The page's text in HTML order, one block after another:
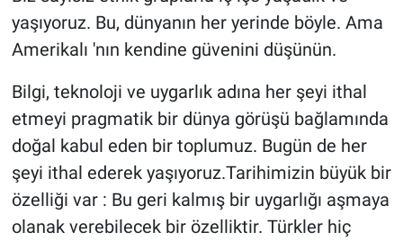
yaşıyoruz. Bu, dünyanın her yerinde böyle. Ama
Amerikalı 'nın kendine güvenini düşünün.
Bilgi, teknoloji ve uygarlık adına her şeyi ithal
etmeyi pragmatik bir dünya görüşü bağlamında
doğal kabul eden bir toplumuz. Bugün de her
şeyi ithal ederek yaşıyoruz.Tarihimizin büyük bir
özelliği var : Bu geri kalmış bir uygarlığı aşmaya
olanak verebilecek bir özelliktir. Türkler hiç